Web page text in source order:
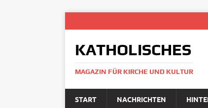
KATHOLISCHES
MAGAZIN FÜR KIRCHE UND KULTUR
START NACHRICHTEN